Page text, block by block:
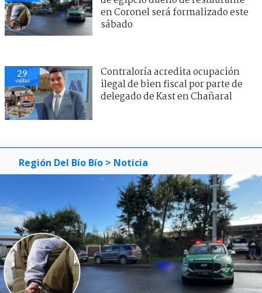
delegado de Kast en Chañaral
33
visitas
Adolescente acusado por crimen
de egipcio dueño de restaurante
en Coronel será formalizado este
Región Del Bío Bío > Noticia